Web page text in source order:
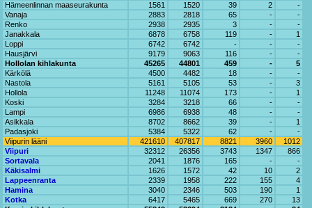
Hämeenlinnan maaseurakunta
1561 1520 39 2
-
Vanaja
2883 2818 65 -
-
Renko
2938 2935 3 -
-
Janakkala
6878 6758 119 -
1
Loppi
6742 6742 - -
-
Hausjärvi
9179 9063 116 -
-
Hollolan kihlakunta
45265 44801 459 -
5
Kärkölä
4500 4482 18 -
-
Nastola
5161 5105 53 -
3
Hollola
11248 11074 173 -
1
Koski
3284 3218 66 -
-
Lampi
6986 6938 48 -
-
Asikkala
8702 8662 39 -
1
Padasjoki
5384 5322 62 -
-
Viipurin lääni
421610 407817 8821 3960
1012
Viipuri
32312 26356 3743 1347
866
Sortavala
2041 1876 165 -
-
Käkisalmi
1626 1572 42 10
2
Lappeenranta
2339 1958 222 155
4
Hamina
3040 2346 503 190
1
Kotka
6417 5465 669 270
13